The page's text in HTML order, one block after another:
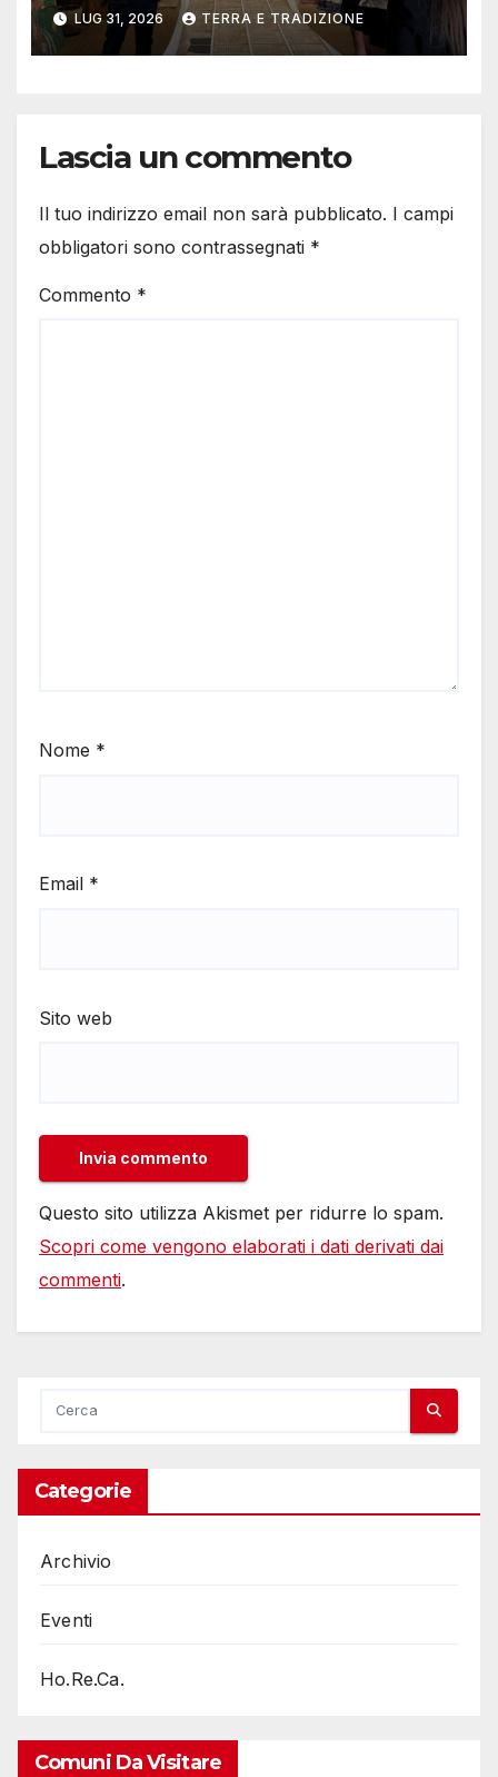
contemporanea
LUG 31, 2026 TERRA E TRADIZIONE
Lascia un commento
Il tuo indirizzo email non sarà pubblicato. I campi
obbligatori sono contrassegnati *
Commento *
Nome *
Email *
Sito web
Questo sito utilizza Akismet per ridurre lo spam.
Scopri come vengono elaborati i dati derivati dai
commenti.
Categorie
Archivio
Eventi
Ho.Re.Ca.
Comuni Da Visitare